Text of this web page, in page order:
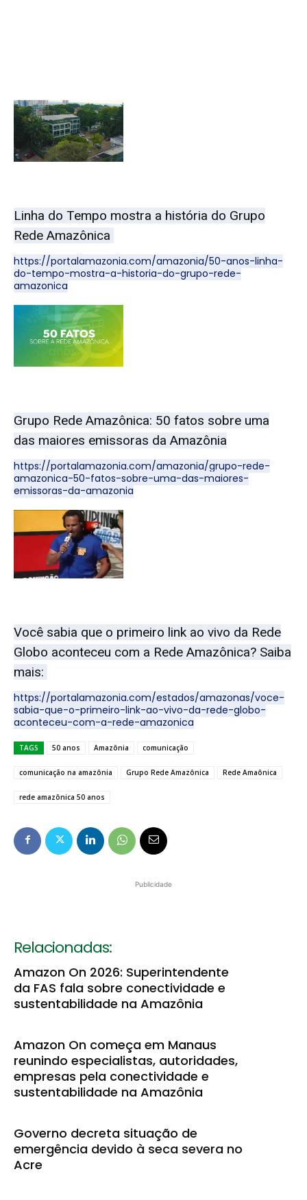
Linha do Tempo mostra a história do Grupo
Rede Amazônica
https://portalamazonia.com/amazonia/50-anos-linha-
do-tempo-mostra-a-historia-do-grupo-rede-
amazonica
Grupo Rede Amazônica: 50 fatos sobre uma
das maiores emissoras da Amazônia
https://portalamazonia.com/amazonia/grupo-rede-
amazonica-50-fatos-sobre-uma-das-maiores-
emissoras-da-amazonia
Você sabia que o primeiro link ao vivo da Rede
Globo aconteceu com a Rede Amazônica? Saiba
mais:
https://portalamazonia.com/estados/amazonas/voce-
sabia-que-o-primeiro-link-ao-vivo-da-rede-globo-
aconteceu-com-a-rede-amazonica
TAGS 50 anos Amazônia comunicação
comunicação na amazônia Grupo Rede Amazônica Rede Amaônica
rede amazônica 50 anos
Publicidade
Relacionadas:
Amazon On 2026: Superintendente
da FAS fala sobre conectividade e
sustentabilidade na Amazônia
Amazon On começa em Manaus
reunindo especialistas, autoridades,
empresas pela conectividade e
sustentabilidade na Amazônia
Governo decreta situação de
emergência devido à seca severa no
Acre